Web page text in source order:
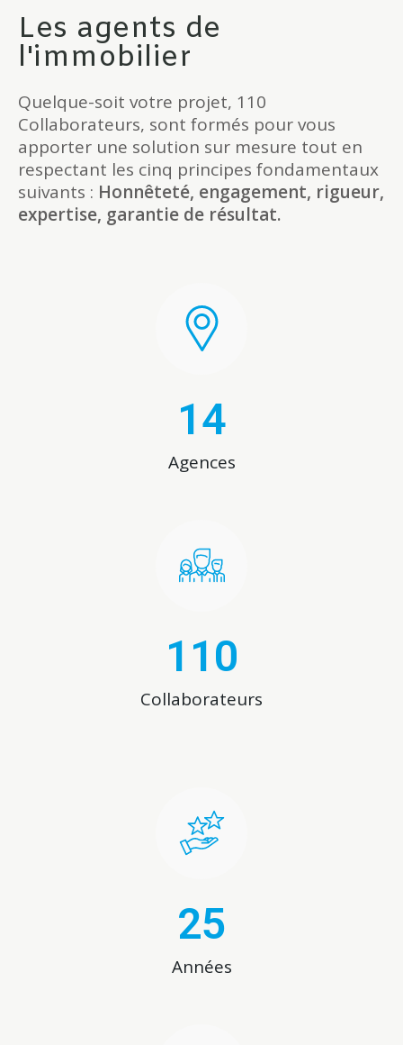
Les agents de
l'immobilier
Quelque-soit votre projet, 110
Collaborateurs, sont formés pour vous
apporter une solution sur mesure tout en
respectant les cinq principes fondamentaux
suivants : Honnêteté, engagement, rigueur,
expertise, garantie de résultat.
14
Agences
110
Collaborateurs
25
Années